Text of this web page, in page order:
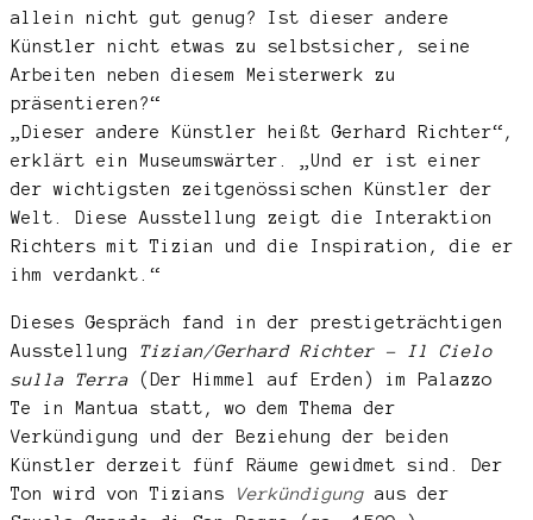
allein nicht gut genug? Ist dieser andere
Künstler nicht etwas zu selbstsicher, seine
Arbeiten neben diesem Meisterwerk zu
präsentieren?“
„Dieser andere Künstler heißt Gerhard Richter“,
erklärt ein Museumswärter. „Und er ist einer
der wichtigsten zeitgenössischen Künstler der
Welt. Diese Ausstellung zeigt die Interaktion
Richters mit Tizian und die Inspiration, die er
ihm verdankt.“
Dieses Gespräch fand in der prestigeträchtigen
Ausstellung Tizian/Gerhard Richter –
Il Cielo
sulla Terra (Der Himmel auf Erden) im Palazzo
Te in Mantua statt, wo dem Thema der
Verkündigung und der Beziehung der beiden
Künstler derzeit fünf Räume gewidmet sind. Der
Ton wird von Tizians
Verkündigungaus der